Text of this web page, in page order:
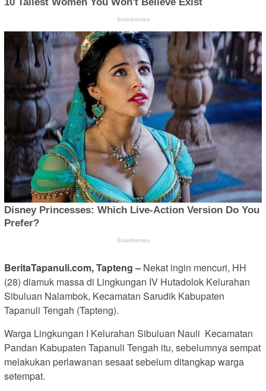
BeritaTapanuli.com, Tapteng – Nekat ingin mencuri, HH
(28) diamuk massa di Lingkungan IV Hutadolok Kelurahan
Sibuluan Nalambok, Kecamatan Sarudik Kabupaten
Tapanuli Tengah (Tapteng).
Warga Lingkungan I Kelurahan Sibuluan Nauli Kecamatan
Pandan Kabupaten Tapanuli Tengah itu, sebelumnya sempat
melakukan perlawanan sesaat sebelum ditangkap warga
setempat.